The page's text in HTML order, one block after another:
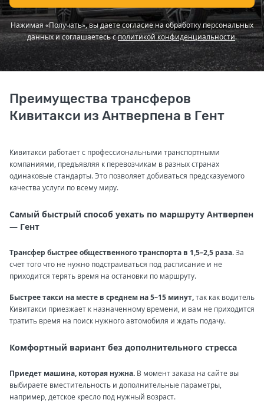
Нажимая «Получать», вы даете согласие на обработку персональных
данных и соглашаетесь сполитикой конфиденциальности.
Преимущества трансферов
Кивитакси из Антверпена в Гент
Кивитакси работает с профессиональными транспортными
компаниями, предъявляя к перевозчикам в разных странах
одинаковые стандарты. Это позволяет добиваться предсказуемого
качества услуги по всему миру.
Самый быстрый способ уехать по маршруту Антверпен
— Гент
Трансфер быстрее общественного транспорта в 1,5–2,5 раза.За
счет того что не нужно подстраиваться под расписание и не
приходится терять время на остановки по маршруту.
Быстрее такси на месте в среднем на 5–15 минут,так как водитель
Кивитакси приезжает к назначенному времени, и вам не приходится
тратить время на поиск нужного автомобиля и ждать подачу.
Комфортный вариант без дополнительного стресса
Приедет машина, которая нужна. В момент заказа на сайте вы
выбираете вместительность и дополнительные параметры,
например, детское кресло под нужный возраст.